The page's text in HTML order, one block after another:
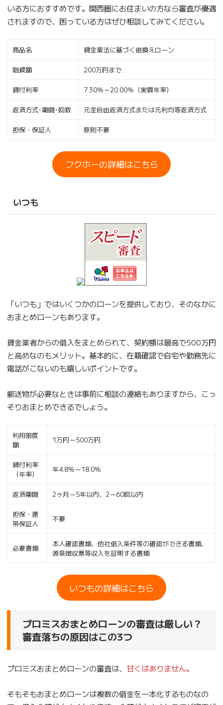
いる方におすすめです。関西圏にお住まいの方なら審査が優遇
されますので、困っている方はぜひ相談してみてください。
商品名 貸金業法に基づく借換えローン
融資額 200万円まで
貸付利率 7.30％～20.00％（実質年率）
返済方式･期間･回数 元金自由返済方式または元利均等返済方式
担保・保証人 原則不要
フクホーの詳細はこちら
いつも
「いつも」ではいくつかのローンを提供しており、そのなかに
おまとめローンもあります。
貸金業者からの借入をまとめられて、契約額は最高で500万円
と高めなのもメリット。基本的に、在籍確認で自宅や勤務先に
電話がこないのも嬉しいポイントです。
郵送物が必要なときは事前に相談の連絡もありますから、こっ
そりおまとめできるでしょう。
利用限度
額
1万円～500万円
貸付利率
（年率）
年4.8%～18.0%
返済期間 2ヶ月～5年以内、2～60回以内
担保・連
帯保証人
不要
必要書類
本人確認書類、他社借入条件等の確認ができる書類、
源泉徴収票等収入を証明する書類
いつもの詳細はこちら
プロミスおまとめローンの審査は厳しい？
審査落ちの原因はこの3つ
プロミスおまとめローンの審査は、 甘くはありません。
そもそもおまとめローンは複数の借金を一本化するものなの